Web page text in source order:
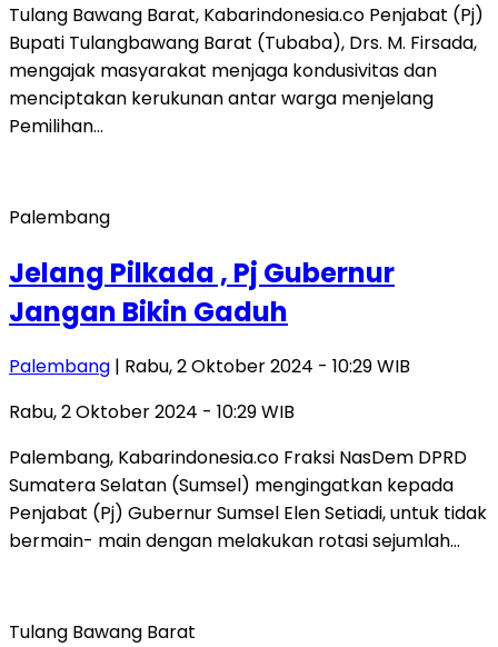
Tulang Bawang Barat, Kabarindonesia.co Penjabat (Pj)
Bupati Tulangbawang Barat (Tubaba), Drs. M. Firsada,
mengajak masyarakat menjaga kondusivitas dan
menciptakan kerukunan antar warga menjelang
Pemilihan…
Palembang
Jelang Pilkada , Pj Gubernur
Jangan Bikin Gaduh
Palembang | Rabu, 2 Oktober 2024 - 10:29 WIB
Rabu, 2 Oktober 2024 - 10:29 WIB
Palembang, Kabarindonesia.co Fraksi NasDem DPRD
Sumatera Selatan (Sumsel) mengingatkan kepada
Penjabat (Pj) Gubernur Sumsel Elen Setiadi, untuk tidak
bermain- main dengan melakukan rotasi sejumlah…
Tulang Bawang Barat